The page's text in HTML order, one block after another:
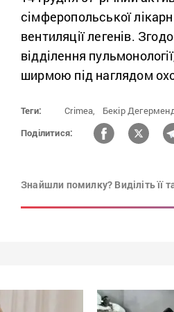
сімферопольської
вентиляції легенів.
відділення
ширмою під наглядом
Теги: Crimea, Бекір
Поділитися:
Знайшли помилку? Виділіть її